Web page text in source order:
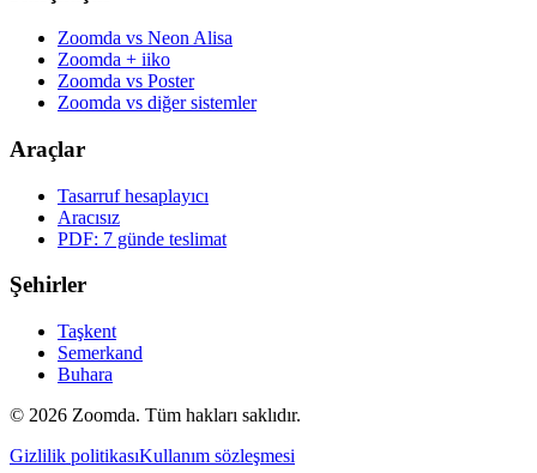
Zoomda vs Neon Alisa
Zoomda + iiko
Zoomda vs Poster
Zoomda vs diğer sistemler
Araçlar
Tasarruf hesaplayıcı
Aracısız
PDF: 7 günde teslimat
Şehirler
Taşkent
Semerkand
Buhara
© 2026 Zoomda. Tüm hakları saklıdır.
Gizlilik politikasıKullanım sözleşmesi